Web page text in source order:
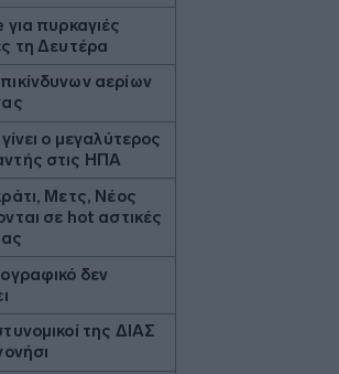
πυρκαγιές
τη Δευτέρα
αερίων
ο μεγαλύτερος
στις ΗΠΑ
Μετς, Νέος
σε hot αστικές
δεν
της ΔΙΑΣ